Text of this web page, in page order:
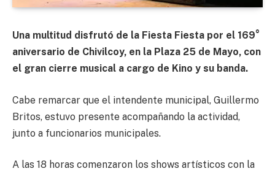
Una multitud disfrutó de la Fiesta Fiesta por el 169°
aniversario de Chivilcoy, en la Plaza 25 de Mayo, con
el gran cierre musical a cargo de Kino y su banda.
Cabe remarcar que el intendente municipal, Guillermo
Britos, estuvo presente acompañando la actividad,
junto a funcionarios municipales.
A las 18 horas comenzaron los shows artísticos con la